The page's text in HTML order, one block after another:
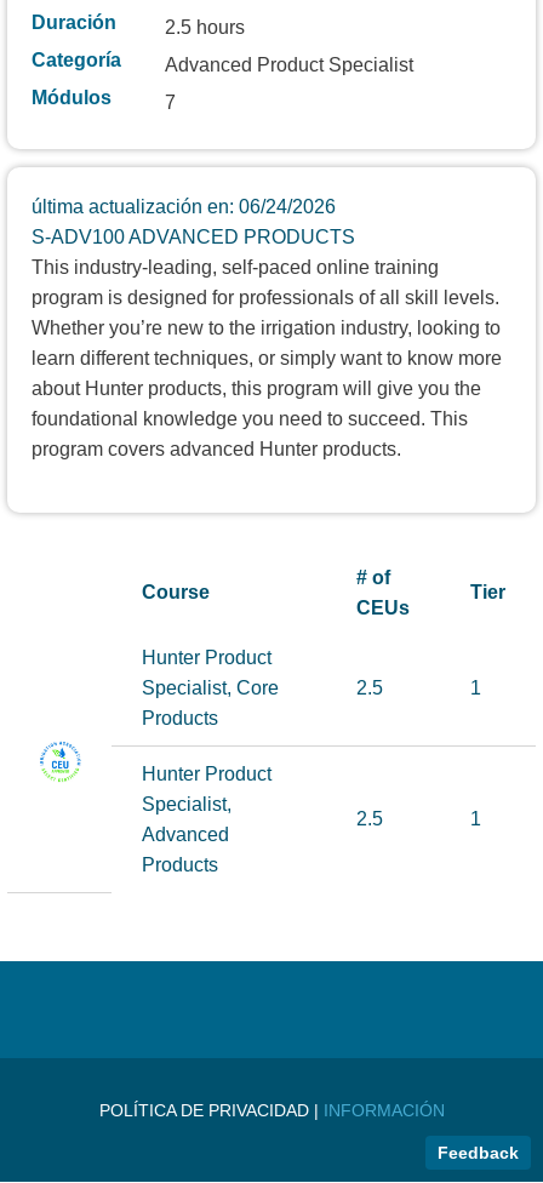
Duración
2.5 hours
Categoría
Advanced Product Specialist
Módulos
7
última actualización en: 06/24/2026
S-ADV100 ADVANCED PRODUCTS
This industry-leading, self-paced online training
program is designed for professionals of all skill levels.
Whether you’re new to the irrigation industry, looking to
learn different techniques, or simply want to know more
about Hunter products, this program will give you the
foundational knowledge you need to succeed. This
program covers advanced Hunter products.
Course
# of
CEUs
Tier
Hunter Product
Specialist, Core
Products
2.5 1
Hunter Product
Specialist,
Advanced
Products
2.5 1
POLÍTICA DE PRIVACIDAD | INFORMACIÓN
Feedback